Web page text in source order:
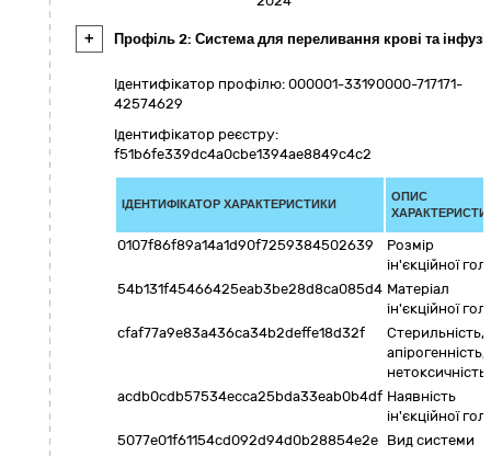
+ Профіль 2: Система для переливання крові та
Ідентифікатор профілю: 000001-33190000-717171-
42574629
Ідентифікатор реєстру:
f51b6fe339dc4a0cbe1394ae8849c4c2
ІДЕНТИФІКАТОР ХАРАКТЕРИСТИКИ
ОПИС
0107f86f89a14a1d90f7259384502639
Розмір
ін'єкційної
54b131f45466425eab3be28d8ca085d4 Матеріал
ін'єкційної
cfaf77a9e83a436ca34b2deffe18d32f
Стерильність,
апірогенність,
нетоксичність
acdb0cdb57534ecca25bda33eab0b4df Наявність
ін'єкційної
5077e01f61154cd092d94d0b28854e2e Вид системи